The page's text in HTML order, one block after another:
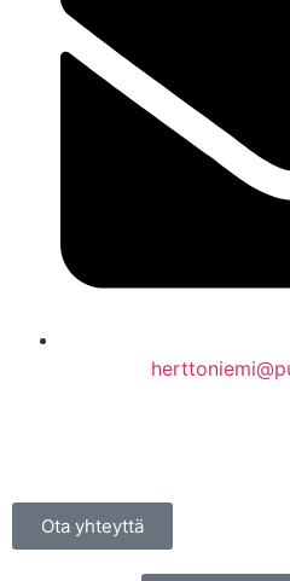
Ota yhteyttä